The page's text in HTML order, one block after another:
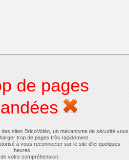
de pages
sites BricoVidéo, un mécanisme de sécurité vous
trop de pages très rapidement
à vous reconnecter sur le site d'ici quelques
heures.
votre compréhension.